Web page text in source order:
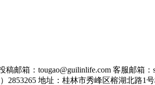
邮箱：tougao@guilinlife.com 客服邮箱：
2853265 地址：桂林市秀峰区榕湖北路1